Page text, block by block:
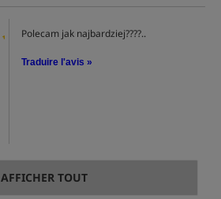
Polecam jak najbardziej????..
Traduire l'avis »
AFFICHER TOUT